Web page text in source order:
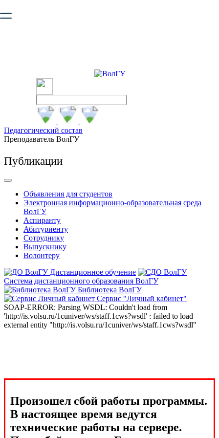
безопасную работу с сайтом. Пожалуйста
Педагогический состав
Преподаватель ВолГУ
Публикации
Объявления для студентов
Электронная информационно-образовательная среда
ВолГУ
Аспиранту
Абитуриенту
Сотруднику
Выпускнику
Волонтеру
Дистанционное обучение
Система дистанционного образования ВолГУ
Библиотека ВолГУ
Сервис "Личный кабинет"
SOAP-ERROR: Parsing WSDL: Couldn't load from
'http://is.volsu.ru/1cuniver/ws/staff.1cws?wsdl' : failed to load
external entity "http://is.volsu.ru/1cuniver/ws/staff.1cws?wsdl"
Произошел сбой работы программы.
В настоящее время ведутся
технические работы на сервере.